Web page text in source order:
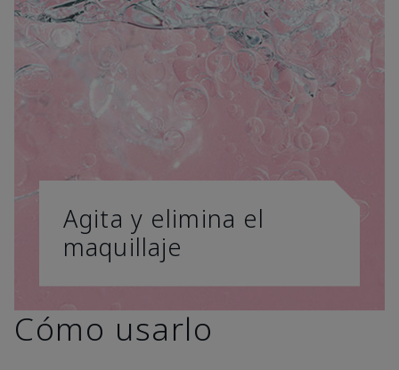
Agita y elimina el
maquillaje
Cómo usarlo